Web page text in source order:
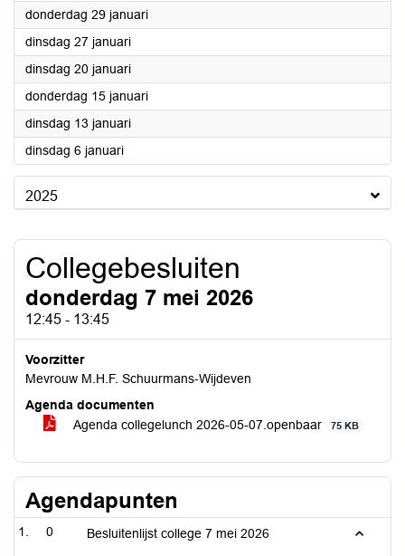
donderdag 29 januari2026
dinsdag 27 januari2026
dinsdag 20 januari2026
donderdag 15 januari2026
dinsdag 13 januari2026
dinsdag 6 januari2026
2025
Collegebesluiten
donderdag 7 mei 2026
12:45 - 13:45
Voorzitter
Mevrouw M.H.F. Schuurmans-Wijdeven
Agenda documenten
Agenda collegelunch 2026-05-07.openbaar
75 KB
Agendapunten
0 Besluitenlijst college 7 mei 2026